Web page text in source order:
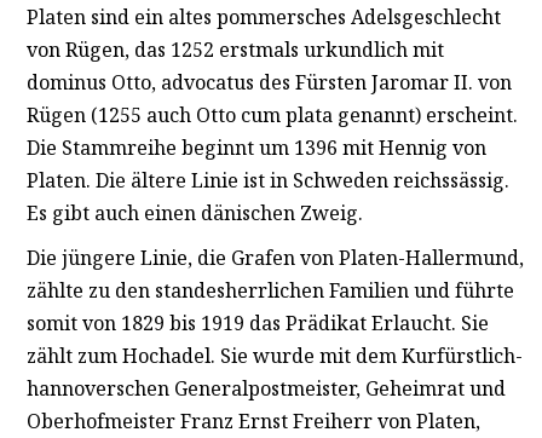
Platen sind ein altes pommersches Adelsgeschlecht
von Rügen, das 1252 erstmals urkundlich mit
dominus Otto, advocatus des Fürsten Jaromar II. von
Rügen (1255 auch Otto cum plata genannt) erscheint.
Die Stammreihe beginnt um 1396 mit Hennig von
Platen. Die ältere Linie ist in Schweden reichssässig.
Es gibt auch einen dänischen Zweig.
Die jüngere Linie, die Grafen von Platen-Hallermund,
zählte zu den standesherrlichen Familien und führte
somit von 1829 bis 1919 das Prädikat Erlaucht. Sie
zählt zum Hochadel. Sie wurde mit dem Kurfürstlich-
hannoverschen Generalpostmeister, Geheimrat und
Oberhofmeister Franz Ernst Freiherr von Platen,